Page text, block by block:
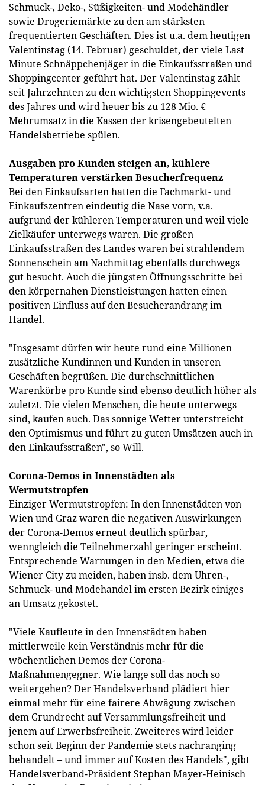
Schmuck-, Deko-, Süßigkeiten- und Modehändler
sowie Drogeriemärkte zu den am stärksten
frequentierten Geschäften. Dies ist u.a. dem heutigen
Valentinstag (14. Februar) geschuldet, der viele Last
Minute Schnäppchenjäger in die Einkaufsstraßen und
Shoppingcenter geführt hat. Der Valentinstag zählt
seit Jahrzehnten zu den wichtigsten Shoppingevents
des Jahres und wird heuer bis zu 128 Mio. €
Mehrumsatz in die Kassen der krisengebeutelten
Handelsbetriebe spülen.
Ausgaben pro Kunden steigen an, kühlere
Temperaturen verstärken Besucherfrequenz
Bei den Einkaufsarten hatten die Fachmarkt- und
Einkaufszentren eindeutig die Nase vorn, v.a.
aufgrund der kühleren Temperaturen und weil viele
Zielkäufer unterwegs waren. Die großen
Einkaufsstraßen des Landes waren bei strahlendem
Sonnenschein am Nachmittag ebenfalls durchwegs
gut besucht. Auch die jüngsten Öffnungsschritte bei
den körpernahen Dienstleistungen hatten einen
positiven Einfluss auf den Besucherandrang im
Handel.
"Insgesamt dürfen wir heute rund eine Millionen
zusätzliche Kundinnen und Kunden in unseren
Geschäften begrüßen. Die durchschnittlichen
Warenkörbe pro Kunde sind ebenso deutlich höher als
zuletzt. Die vielen Menschen, die heute unterwegs
sind, kaufen auch. Das sonnige Wetter unterstreicht
den Optimismus und führt zu guten Umsätzen auch in
den Einkaufsstraßen", so Will.
Corona-Demos in Innenstädten als
Wermutstropfen
Einziger Wermutstropfen: In den Innenstädten von
Wien und Graz waren die negativen Auswirkungen
der Corona-Demos erneut deutlich spürbar,
wenngleich die Teilnehmerzahl geringer erscheint.
Entsprechende Warnungen in den Medien, etwa die
Wiener City zu meiden, haben insb. dem Uhren-,
Schmuck- und Modehandel im ersten Bezirk einiges
an Umsatz gekostet.
"Viele Kaufleute in den Innenstädten haben
mittlerweile kein Verständnis mehr für die
wöchentlichen Demos der Corona-
Maßnahmengegner. Wie lange soll das noch so
weitergehen? Der Handelsverband plädiert hier
einmal mehr für eine fairere Abwägung zwischen
dem Grundrecht auf Versammlungsfreiheit und
jenem auf Erwerbsfreiheit. Zweiteres wird leider
schon seit Beginn der Pandemie stets nachranging
behandelt – und immer auf Kosten des Handels", gibt
Handelsverband-Präsident Stephan Mayer-Heinisch